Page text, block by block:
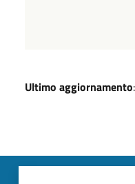
Ultimo aggiornamento